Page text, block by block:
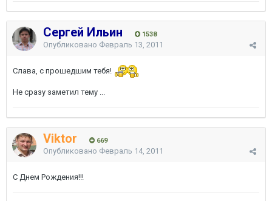
Сергей Ильин 1538
Опубликовано Февраль 13, 2011
Слава, с прошедшим тебя!
Не сразу заметил тему ...
Viktor 669
Опубликовано Февраль 14, 2011
С Днем Рождения!!!